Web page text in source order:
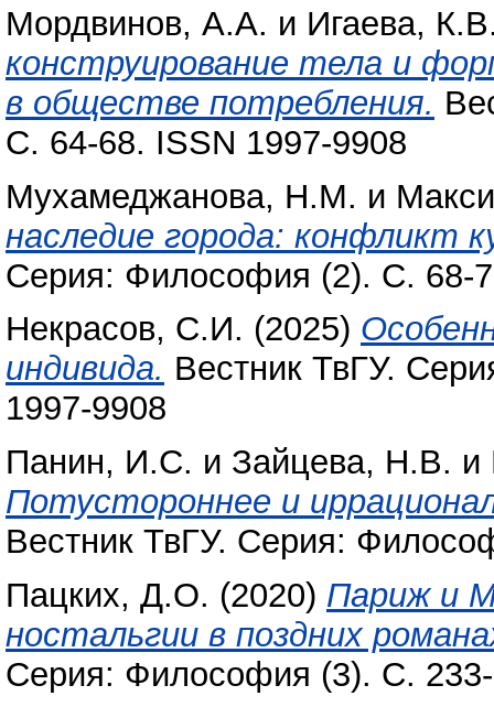
Мордвинов, А.А. и Игаева,
конструирование тела и
в обществе потребления.
С. 64-68. ISSN 1997-9908
Мухамеджанова, Н.М. и
наследие города: конфликт
Серия: Философия (2). С. 68-
Некрасов, С.И. (2025)
индивида. Вестник ТвГУ.
1997-9908
Панин, И.С. и Зайцева, Н.В. и
Потустороннее и
Вестник ТвГУ. Серия:
Пацких, Д.О. (2020) Париж и
ностальгии в поздних
Серия: Философия (3). С.